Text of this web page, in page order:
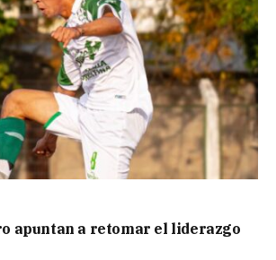
apuntan a retomar el liderazgo